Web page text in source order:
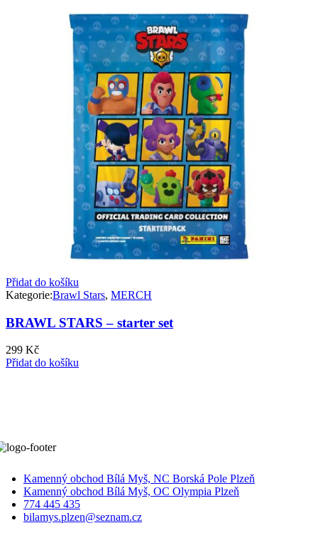
Přidat do košíku
Kategorie:Brawl Stars, MERCH
BRAWL STARS – starter set
299 Kč
Přidat do košíku
Kamenný obchod Bílá Myš, NC Borská Pole Plzeň
Kamenný obchod Bílá Myš, OC Olympia Plzeň
774 445 435
bilamys.plzen@seznam.cz